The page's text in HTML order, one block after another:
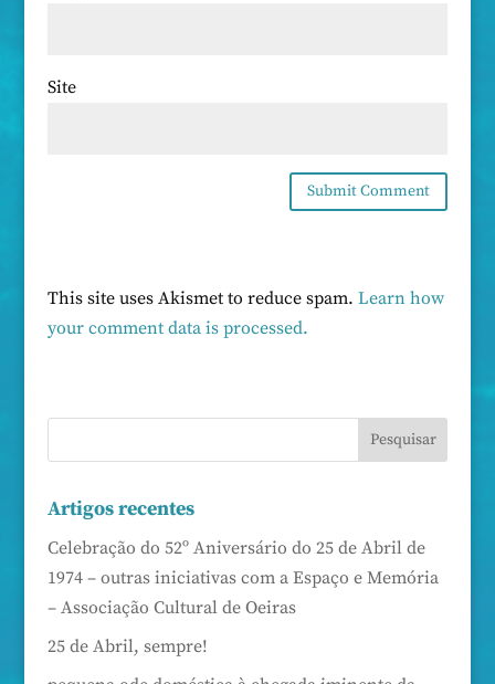
Site
This site uses Akismet to reduce spam. Learn how
your comment data is processed.
Artigos recentes
Celebração do 52º Aniversário do 25 de Abril de
1974 – outras iniciativas com a Espaço e Memória
– Associação Cultural de Oeiras
25 de Abril, sempre!